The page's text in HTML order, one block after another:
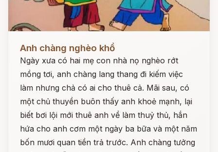
Anh chàng nghèo khổ
Ngày xưa có hai mẹ con nhà nọ nghèo rớt
mồng tơi, anh chàng lang thang đi kiếm việc
làm nhưng chả có ai cho thuê cả. Mãi sau, có
một chủ thuyền buôn thấy anh khoẻ mạnh, lại
biết bơi lội mới thuê anh về làm thuỷ thủ, hắn
hứa cho anh cơm một ngày ba bữa và một năm
bốn mươi quan tiền trả trước. Anh chàng tưởng